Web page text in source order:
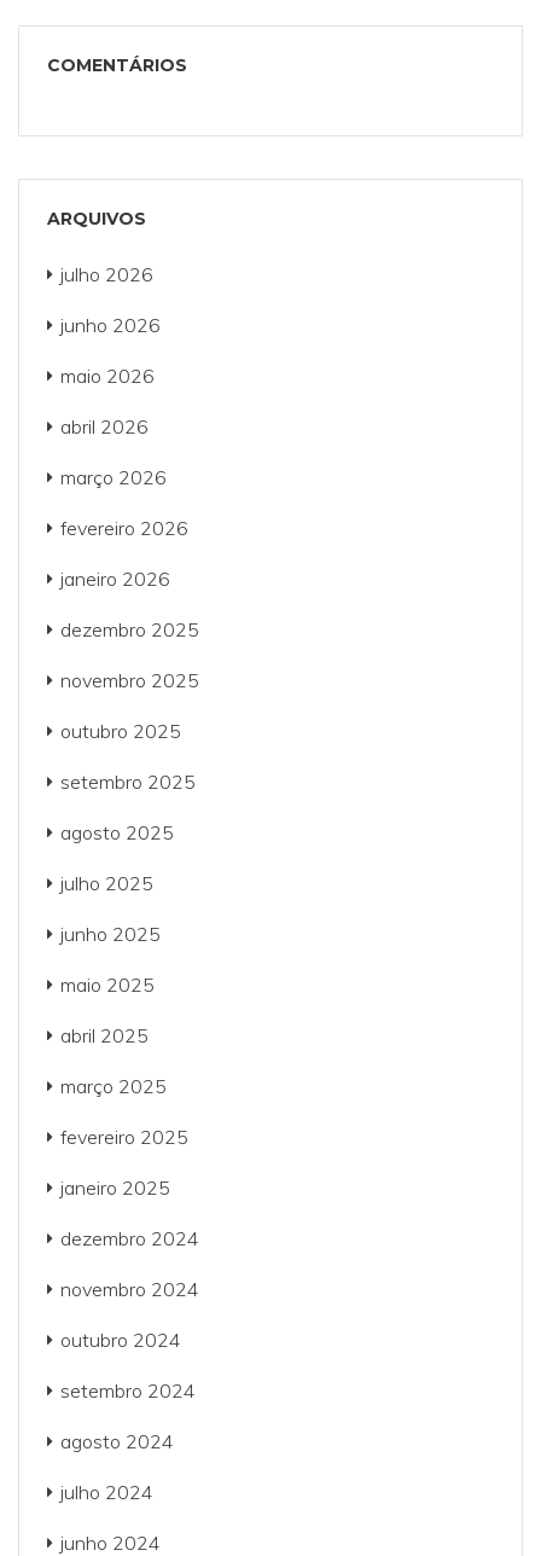
COMENTÁRIOS
ARQUIVOS
julho 2026
junho 2026
maio 2026
abril 2026
março 2026
fevereiro 2026
janeiro 2026
dezembro 2025
novembro 2025
outubro 2025
setembro 2025
agosto 2025
julho 2025
junho 2025
maio 2025
abril 2025
março 2025
fevereiro 2025
janeiro 2025
dezembro 2024
novembro 2024
outubro 2024
setembro 2024
agosto 2024
julho 2024
junho 2024